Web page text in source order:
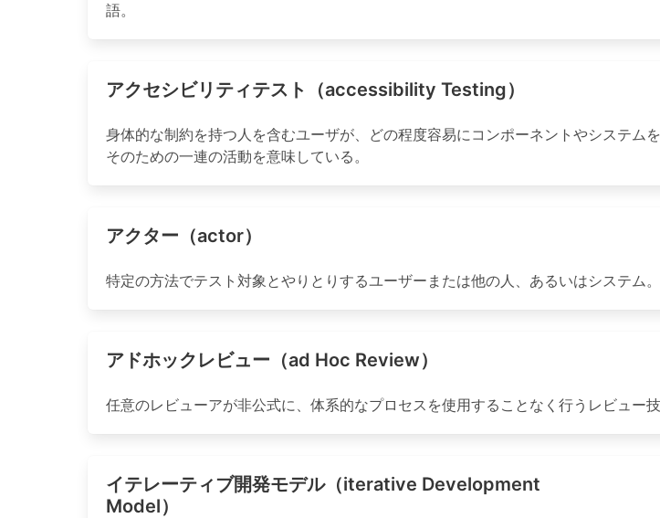
語。
アクセシビリティテスト（accessibility Testing）
身体的な制約を持つ人を含むユーザが、どの程度容易にコンポーネントやシステム
そのための一連の活動を意味している。
アクター（actor）
特定の方法でテスト対象とやりとりするユーザーまたは他の人、あるいはシステム。
アドホックレビュー（ad Hoc Review）
任意のレビューアが非公式に、体系的なプロセスを使用することなく行うレビュー技
イテレーティブ開発モデル（iterative Development
Model）